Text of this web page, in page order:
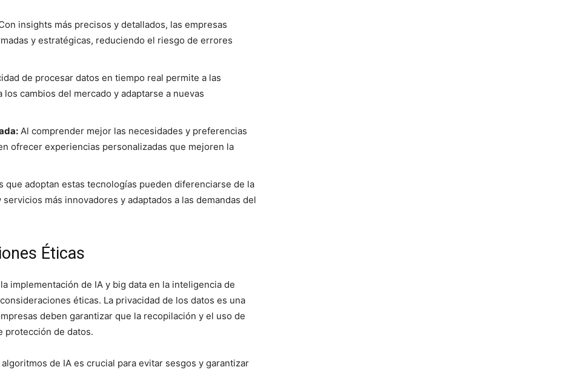
insights más precisos y detallados, las empresas
y estratégicas, reduciendo el riesgo de errores
de procesar datos en tiempo real permite a las
cambios del mercado y adaptarse a nuevas
Al comprender mejor las necesidades y preferencias
ofrecer experiencias personalizadas que mejoren la
que adoptan estas tecnologías pueden diferenciarse de la
más innovadores y adaptados a las demandas del
Éticas
implementación de IA y big data en la inteligencia de
éticas. La privacidad de los datos es una
deben garantizar que la recopilación y el uso de
protección de datos.
de IA es crucial para evitar sesgos y garantizar